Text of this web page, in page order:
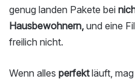
genug landen Pakete bei
Hausbewohnern, und eine
freilich nicht.
Wenn alles perfektläuft,